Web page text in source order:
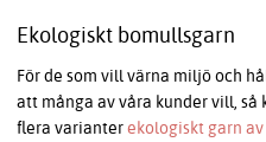
Ekologiskt bomullsgarn
För de som vill värna miljö och
att många av våra kunder vill,
flera varianterekologiskt garn